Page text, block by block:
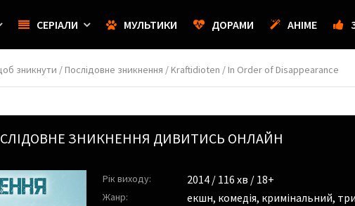
СЕРІАЛИ МУЛЬТИКИ ДОРАМИ АНІМЕ
зникнути / Послідовне зникнення / Kraftidioten / In Order of Disappearance
ЗНИКНЕННЯ ДИВИТИСЬ ОНЛАЙН
Рік виходу: 2014/ 116 хв / 18+
Жанр: екшн, комедія, кримінальний,